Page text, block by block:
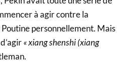
à agir contre la
personnellement. Mais
« xiang shenshi (xiang